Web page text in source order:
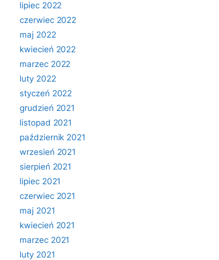
lipiec 2022
czerwiec 2022
maj 2022
kwiecień 2022
marzec 2022
luty 2022
styczeń 2022
grudzień 2021
listopad 2021
październik 2021
wrzesień 2021
sierpień 2021
lipiec 2021
czerwiec 2021
maj 2021
kwiecień 2021
marzec 2021
luty 2021